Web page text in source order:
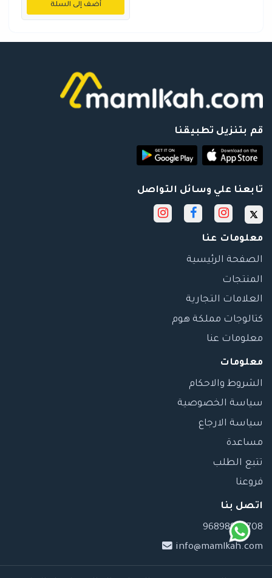
أضف إلى السلة
قم بتنزيل تطبيقنا
تابعنا علي وسائل التواصل
معلومات عنا
الصفحة الرئيسية
المنتجات
العلامات التجارية
كتالوجات مملكة هوم
معلومات عنا
معلومات
الشروط والاحكام
سياسة الخصوصية
سياسة الارجاع
مساعدة
تتبع الطلب
فروعنا
اتصل بنا
96898989708
info@mamlkah.com